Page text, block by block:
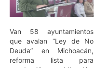
Van 58 ayuntamientos
que avalan “Ley de No
Deuda” en Michoacán,
reforma lista para